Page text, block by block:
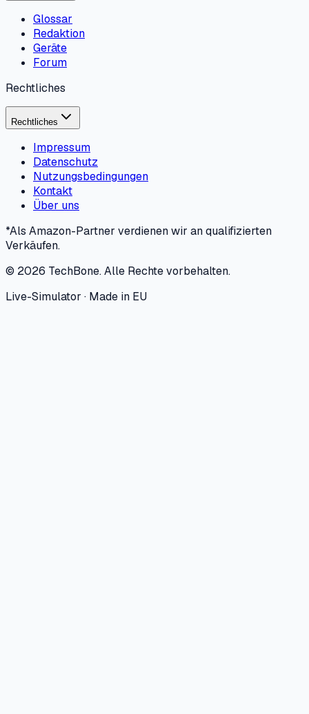
Glossar
Redaktion
Geräte
Forum
Rechtliches
Rechtliches
Impressum
Datenschutz
Nutzungsbedingungen
Kontakt
Über uns
*Als Amazon-Partner verdienen wir an qualifizierten
Verkäufen.
© 2026 TechBone.Alle Rechte vorbehalten.
Live-Simulator · Made in EU